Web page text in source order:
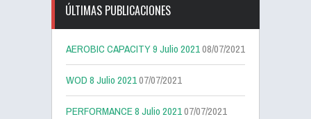
ÚLTIMAS PUBLICACIONES
AEROBIC CAPACITY 9 Julio 202108/07/2021
WOD 8 Julio 202107/07/2021
PERFORMANCE 8 Julio 202107/07/2021